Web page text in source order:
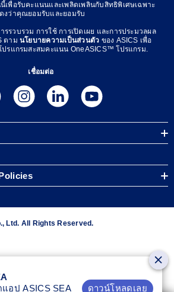
เพื่อรับคะแนนและเพลิดเพลินกับสิทธิพิเศษเฉพาะ
งว่าคุณยอมรับและยอมรับ
รรวบรวม การใช้ การเปิดเผย และการประมวลผล
ตาม นโยบายความเป็นส่วนตัว ของ ASICS เพื่อ
ปรแกรมสะสมคะแนน OneASICS™ โปรแกรม.
เชื่อมต่อ
Ltd. All Rights Reserved.
on the sides of the ASICS® shoes is a
Corporation
อป ASICS SEA
ดาวน์โหลดเลย